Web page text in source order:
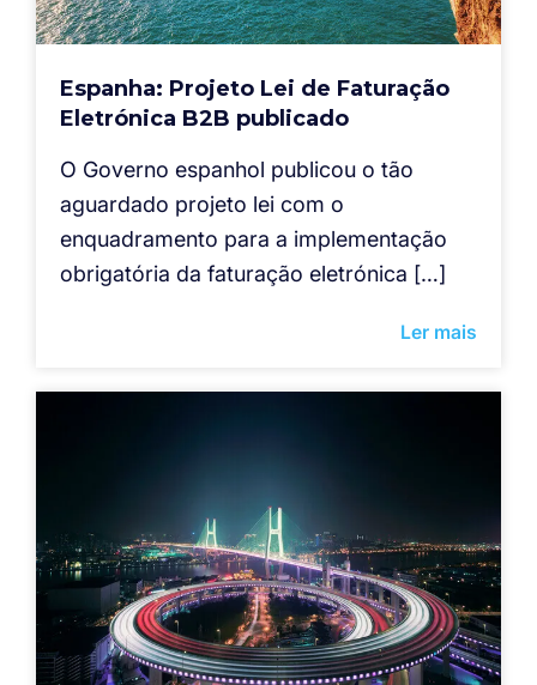
Espanha: Projeto Lei de Faturação
Eletrónica B2B publicado
O Governo espanhol publicou o tão
aguardado projeto lei com o
enquadramento para a implementação
obrigatória da faturação eletrónica […]
Ler mais